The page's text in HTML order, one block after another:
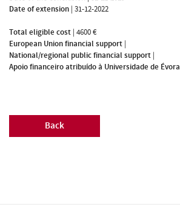
Date of extension | 31-12-2022
Total eligible cost | 4600 €
European Union financial support |
National/regional public financial support |
Apoio financeiro atribuído à Universidade de Évora
Back